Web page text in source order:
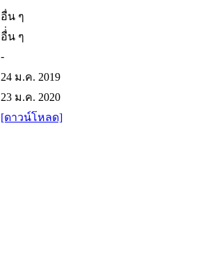
อื่น ๆ
อื่่น ๆ
-
24 ม.ค. 2019
23 ม.ค. 2020
[ดาวน์โหลด]